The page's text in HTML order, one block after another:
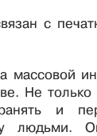
с
массовой
Не
и
людьми.